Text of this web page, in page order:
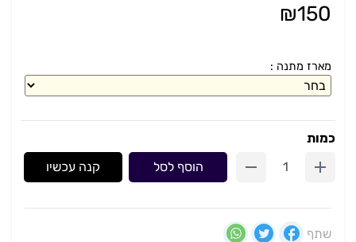
₪150
מארז מתנה :
כמות
הוסף לסל
קנה עכשיו
שתף